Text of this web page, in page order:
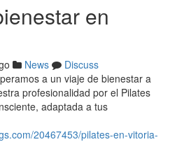
en
News
Discuss
a un viaje de bienestar a
profesionalidad por el Pilates
adaptada a tus
20467453/pilates-en-vitoria-